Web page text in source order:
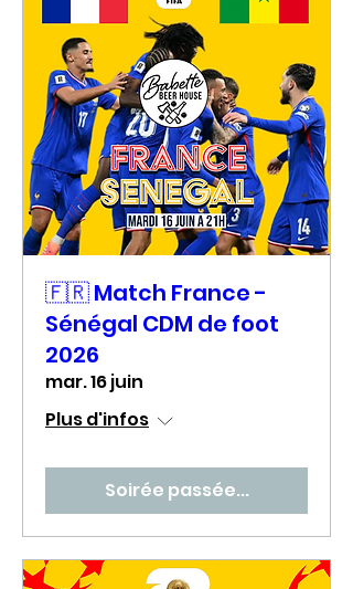
🇫🇷 Match France -
Sénégal CDM de foot
2026
mar. 16 juin
Plus d'infos
Soirée passée...